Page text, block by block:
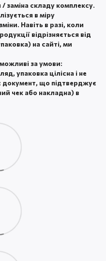
заміна складу комплексу.
в міру
Навіть в разі, коли
відрізняється від
на сайті, ми
за умови:
упаковка цілісна і не
документ, що підтверджує
чек або накладна) в